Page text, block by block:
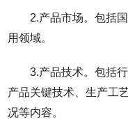
2.产品市场。包括
用领域。
3.产品技术。包括
产品关键技术、生产工
况等内容。